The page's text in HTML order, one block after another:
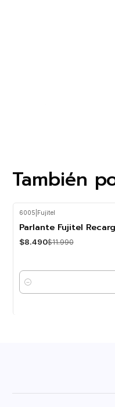
También
-29% OFF
6005 Fujitel
Parlante Fujitel
$8.490$11.990
Cantidad